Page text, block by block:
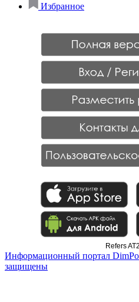
Избранное
Refers
Информационный портал
защищены